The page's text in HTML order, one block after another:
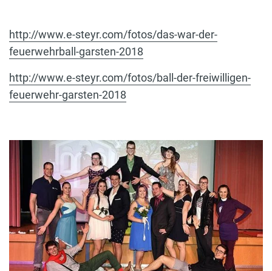
http://www.e-steyr.com/fotos/das-war-der-
feuerwehrball-garsten-2018
http://www.e-steyr.com/fotos/ball-der-freiwilligen-
feuerwehr-garsten-2018